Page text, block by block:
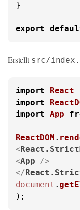
}
export
Erstellt src/
import React
import
import App
ReactDOM .
<
<App />
</
document .
);